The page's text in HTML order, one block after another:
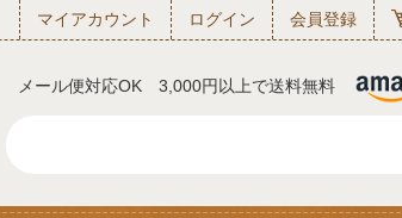
マイアカウント ログイン 会員登録
メール便対応OK 3,000円以上で送料無料